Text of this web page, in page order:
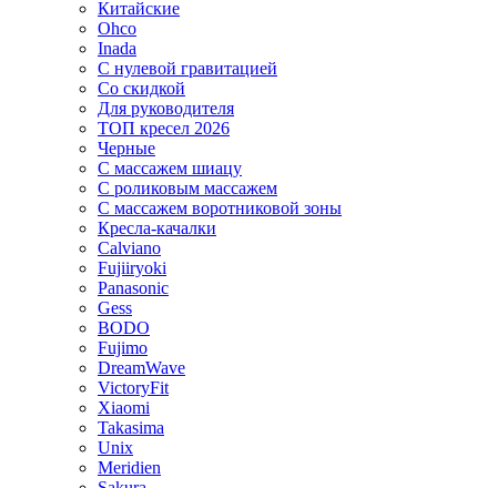
Китайские
Ohco
Inada
С нулевой гравитацией
Со скидкой
Для руководителя
ТОП кресел 2026
Черные
С массажем шиацу
С роликовым массажем
С массажем воротниковой зоны
Кресла-качалки
Calviano
Fujiiryoki
Panasonic
Gess
BODO
Fujimo
DreamWave
VictoryFit
Xiaomi
Takasima
Unix
Meridien